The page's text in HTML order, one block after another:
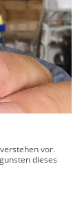
vor.
dieses